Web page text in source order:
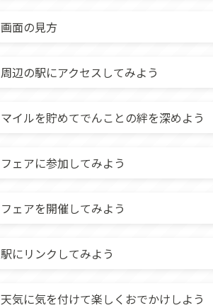
画面の見方
周辺の駅にアクセスしてみよう
マイルを貯めてでんことの絆を深めよう
フェアに参加してみよう
フェアを開催してみよう
駅にリンクしてみよう
天気に気を付けて楽しくおでかけしよう